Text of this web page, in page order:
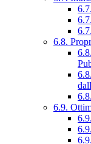
6.8.
6.9.